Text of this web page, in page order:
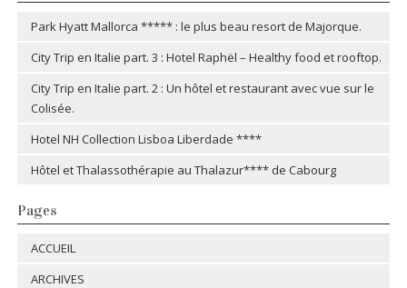
Park Hyatt Mallorca ***** : le plus beau resort de Majorque.
City Trip en Italie part. 3 : Hotel Raphël – Healthy food et rooftop.
City Trip en Italie part. 2 : Un hôtel et restaurant avec vue sur le
Colisée.
Hotel NH Collection Lisboa Liberdade ****
Hôtel et Thalassothérapie au Thalazur**** de Cabourg
Pages
ACCUEIL
ARCHIVES